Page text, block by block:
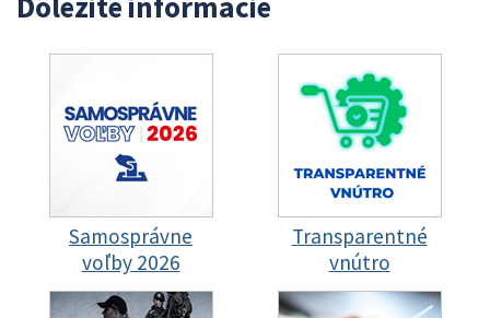
Samosprávne
voľby 2026
Transparentné
vnútro